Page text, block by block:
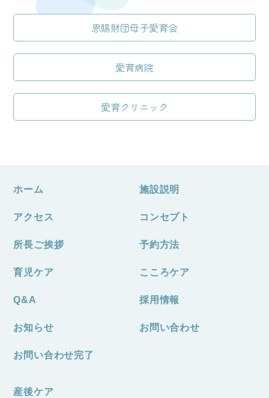
恩賜財団母子愛育会
愛育病院
愛育クリニック
ホーム 施設説明
アクセス コンセプト
所長ご挨拶 予約方法
育児ケア こころケア
Q&A 採用情報
お知らせ お問い合わせ
お問い合わせ完了
産後ケア